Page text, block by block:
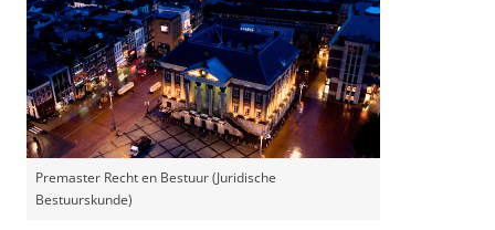
Premaster Recht en Bestuur (Juridische
Bestuurskunde)